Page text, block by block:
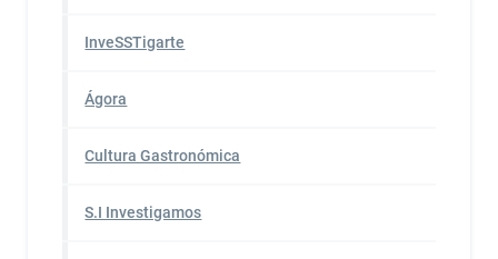
InveSSTigarte
Ágora
Cultura Gastronómica
S.I Investigamos